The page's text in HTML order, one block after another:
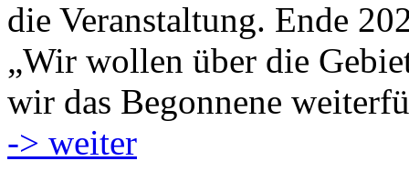
die Veranstaltung. Ende
„Wir wollen über die
wir das Begonnene
-> weiter